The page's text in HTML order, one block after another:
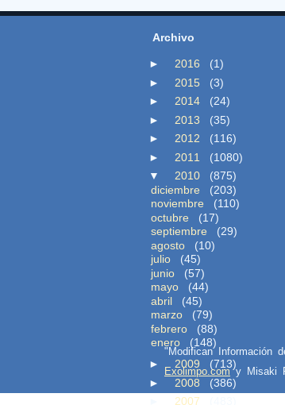
Archivo
► 2016
(1)
►
2015
(3)
►
2014
(24)
►
2013
(35)
►
2012
(116)
►
2011
(1080)
▼
2010
(875)
diciembre
(203)
noviembre
(110)
octubre
(17)
septiembre
(29)
agosto
(10)
julio
(45)
junio
(57)
mayo
(44)
abril
(45)
marzo
(79)
febrero
(88)
enero
(148)
►
2009
(713)
►
2008
(386)
2007
"Modifican Información
Exolimpo.comy Misaki